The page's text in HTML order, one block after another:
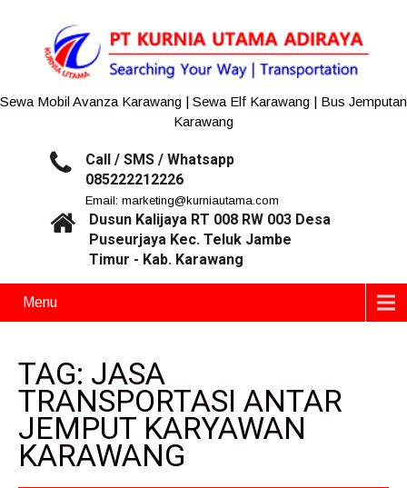
Sewa Mobil Avanza Karawang | Sewa Elf Karawang | Bus Jemputan
Karawang
Call / SMS / Whatsapp
085222212226
Email: marketing@kurniautama.com
Dusun Kalijaya RT 008 RW 003 Desa
Puseurjaya Kec. Teluk Jambe
Timur - Kab. Karawang
Menu
TAG: JASA
TRANSPORTASI ANTAR
JEMPUT KARYAWAN
KARAWANG